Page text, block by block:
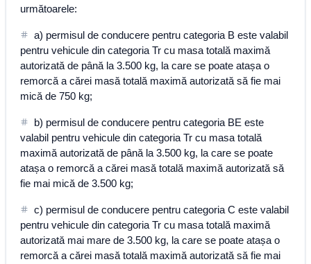
următoarele:
a) permisul de conducere pentru categoria B este valabil
pentru vehicule din categoria Tr cu masa totală maximă
autorizată de până la 3.500 kg, la care se poate atașa o
remorcă a cărei masă totală maximă autorizată să fie mai
mică de 750 kg;
b) permisul de conducere pentru categoria BE este
valabil pentru vehicule din categoria Tr cu masa totală
maximă autorizată de până la 3.500 kg, la care se poate
atașa o remorcă a cărei masă totală maximă autorizată să
fie mai mică de 3.500 kg;
c) permisul de conducere pentru categoria C este valabil
pentru vehicule din categoria Tr cu masa totală maximă
autorizată mai mare de 3.500 kg, la care se poate atașa o
remorcă a cărei masă totală maximă autorizată să fie mai